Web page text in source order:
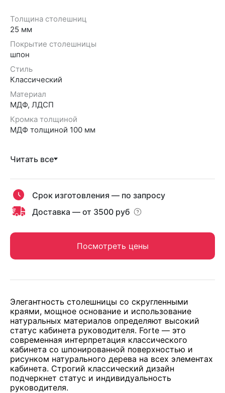
Толщина столешниц
25 мм
Покрытие столешницы
шпон
Стиль
Классический
Материал
МДФ, ЛДСП
Кромка толщиной
МДФ толщиной 100 мм
Читать все
Срок изготовления — по запросу
Доставка — от 3500 руб
Посмотреть цены
Элегантность столешницы со скругленными
краями, мощное основание и использование
натуральных материалов определяют высокий
статус кабинета руководителя. Forte — это
современная интерпретация классического
кабинета со шпонированной поверхностью и
рисунком натурального дерева на всех элементах
кабинета. Строгий классический дизайн
подчеркнет статус и индивидуальность
руководителя.